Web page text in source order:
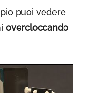
puoi vedere
overcloccando